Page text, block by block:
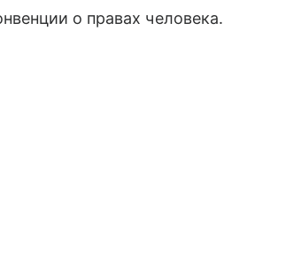
о правах человека.